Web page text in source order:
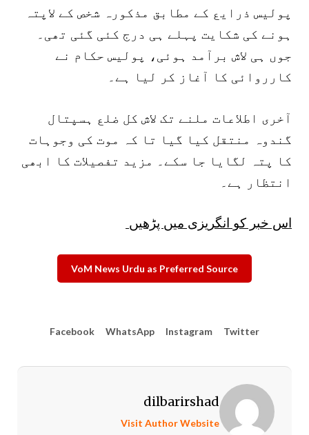
پولیس ذرایع کے مطابق مذکورہ شخص کے لاپتہ
ہونے کی شکایت پہلے ہی درج کئی گئی تھی۔
جوں ہی لاش برآمد ہوئی، پولیس حکام نے
کارروائی کا آغاز کر لیا ہے۔
آخری اطلاعات ملنے تک لاش کل ضلع ہسپتال
گندوہ منتقل کیا گیا تا کہ موت کی وجوہات
کا پتہ لگایا جا سکے۔ مزید تفصیلات کا ابھی
انتظار ہے۔
اس خبر کو انگریزی میں پڑھیں
VoM News Urdu as Preferred Source
Facebook WhatsApp Instagram Twitter
dilbarirshad
Visit Author Website